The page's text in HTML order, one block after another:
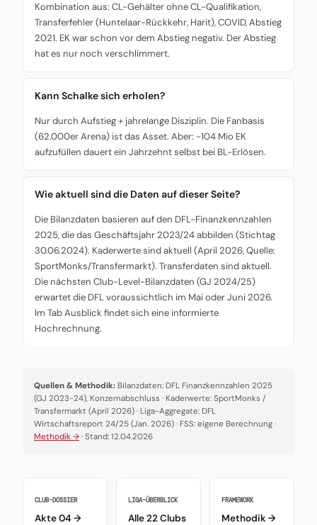
Kombination aus: CL-Gehälter ohne CL-Qualifikation,
Transferfehler (Huntelaar-Rückkehr, Harit), COVID, Abstieg
2021. EK war schon vor dem Abstieg negativ. Der Abstieg
hat es nur noch verschlimmert.
Kann Schalke sich erholen?
Nur durch Aufstieg + jahrelange Disziplin. Die Fanbasis
(62.000er Arena) ist das Asset. Aber: -104 Mio EK
aufzufüllen dauert ein Jahrzehnt selbst bei BL-Erlösen.
Wie aktuell sind die Daten auf dieser Seite?
Die Bilanzdaten basieren auf den DFL-Finanzkennzahlen
2025, die das Geschäftsjahr 2023/24 abbilden (Stichtag
30.06.2024). Kaderwerte sind aktuell (April 2026, Quelle:
SportMonks/Transfermarkt). Transferdaten sind aktuell.
Die nächsten Club-Level-Bilanzdaten (GJ 2024/25)
erwartet die DFL voraussichtlich im Mai oder Juni 2026.
Im Tab Ausblick findet sich eine informierte
Hochrechnung.
Quellen & Methodik: Bilanzdaten: DFL Finanzkennzahlen 2025
(GJ 2023-24), Konzernabschluss · Kaderwerte: SportMonks /
Transfermarkt (April 2026) · Liga-Aggregate: DFL
Wirtschaftsreport 24/25 (Jan. 2026) · FSS: eigene Berechnung ·
Methodik → · Stand: 12.04.2026
CLUB-DOSSIER
Akte 04 →
LIGA-ÜBERBLICK
Alle 22 Clubs
FRAMEWORK
Methodik →